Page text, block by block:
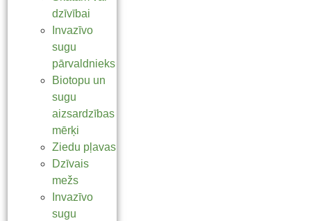
dzīvībai
Invazīvo
sugu
pārvaldnieks
Biotopu un
sugu
aizsardzības
mērķi
Ziedu pļavas
Dzīvais
mežs
Invazīvo
sugu